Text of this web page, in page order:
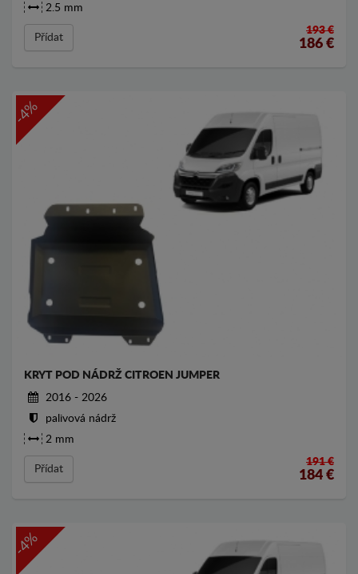
2.5 mm
Přídat
193 €
186 €
-4%
KRYT POD NÁDRŽ CITROEN JUMPER
2016 - 2026
palivová nádrž
2 mm
Přídat
191 €
184 €
-4%